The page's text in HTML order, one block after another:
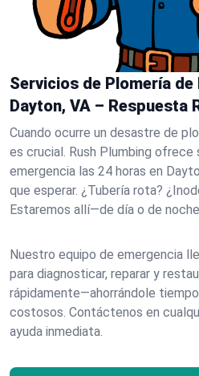
Servicios de Plomería de
Dayton, VA – Respuesta
Cuando ocurre un desastre de
es crucial. Rush Plumbing
emergencia las 24 horas en
que esperar. ¿Tubería rota?
Estaremos allí—de día o de
Nuestro equipo de emergencia
para diagnosticar, reparar y
rápidamente—ahorrándole
costosos. Contáctenos en
ayuda inmediata.